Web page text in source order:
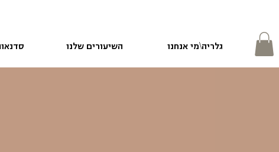
השיעורים שלנו גלריה\מי אנחנו